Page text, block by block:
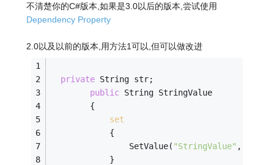
不清楚你的C#版本,如果是3.0以后的版本,尝试使用
Dependency Property
2.0以及以前的版本,用方法1可以,但可以做改进
private String str;
public String StringValue
        {
set
            {
                SetValue(
"StringValue" , ref
            }